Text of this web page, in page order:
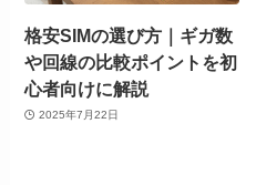
格安SIMの選び方｜ギガ数
や回線の比較ポイントを初
心者向けに解説
2025年7月22日